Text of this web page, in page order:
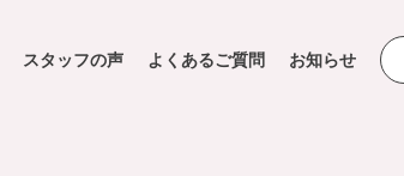
スタッフの声 よくあるご質問 お知らせ